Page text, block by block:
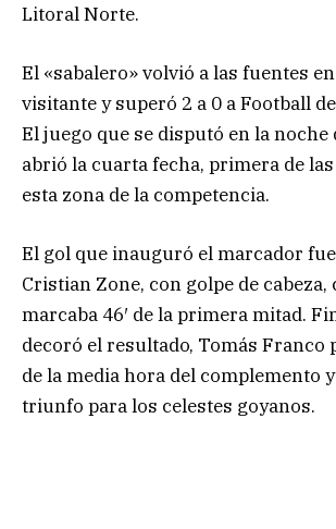
Litoral Norte.
El «sabalero» volvió a las fuentes
visitante y superó 2 a 0 a Football
El juego que se disputó en la noche
abrió la cuarta fecha, primera de
esta zona de la competencia.
El gol que inauguró el marcador
Cristian Zone, con golpe de
marcaba 46′ de la primera mitad.
decoró el resultado, Tomás Franco
de la media hora del complemento
triunfo para los celestes goyanos.